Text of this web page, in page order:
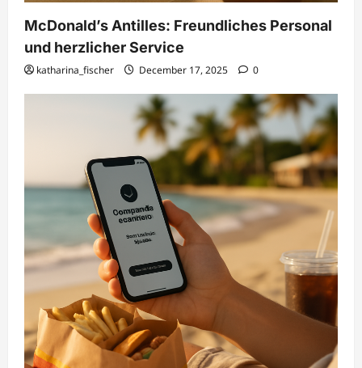
McDonald’s Antilles: Freundliches Personal
und herzlicher Service
katharina_fischer December 17, 2025 0